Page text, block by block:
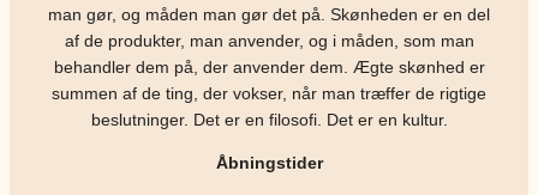
man gør, og måden man gør det på. Skønheden er en del
af de produkter, man anvender, og i måden, som man
behandler dem på, der anvender dem. Ægte skønhed er
summen af de ting, der vokser, når man træffer de rigtige
beslutninger. Det er en filosofi. Det er en kultur.
Åbningstider